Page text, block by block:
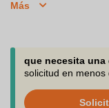
para
productos. Nuestro
Más
que necesita
solicitud en menos